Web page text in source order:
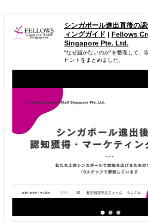
シンガポール進出直後の
ィングガイド | Fellows
Singapore Pte. Ltd.
“なぜ届かないのか”を整理して、
ヒントをまとめました。